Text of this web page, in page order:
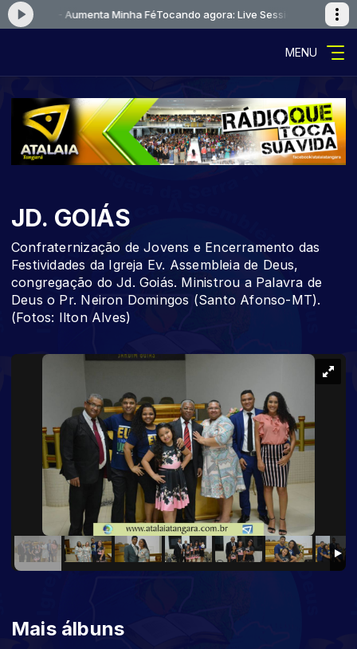
2 - Aumenta Minha FéTocando agora: Live Session 2 - Aumenta
MENU
JD. GOIÁS
Confraternização de Jovens e Encerramento das
Festividades da Igreja Ev. Assembleia de Deus,
congregação do Jd. Goiás. Ministrou a Palavra de
Deus o Pr. Neiron Domingos (Santo Afonso-MT).
(Fotos: Ilton Alves)
Mais álbuns